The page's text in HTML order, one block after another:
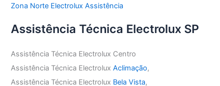
Zona Norte Electrolux Assistência
Assistência Técnica Electrolux SP
Assistência Técnica Electrolux Centro
Assistência Técnica ElectroluxAclimação,
Assistência Técnica Electrolux Bela Vista,